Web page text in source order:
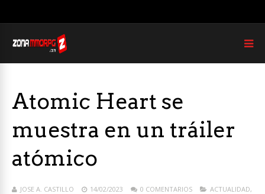
Atomic Heart se
muestra en un tráiler
atómico
JOSE A. CASTILLO 14/02/2023 0 COMENTARIOS ACTUALIDAD,